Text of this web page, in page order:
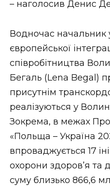
– наголосив Денис
Водночас начальник
європейської
співробітництва
Бегаль (Lena Begal)
присутнім
реалізуються у
Зокрема, в межах
«Польща – Україна
впроваджується 17
охорони здоров’я та
суму близько 866,6